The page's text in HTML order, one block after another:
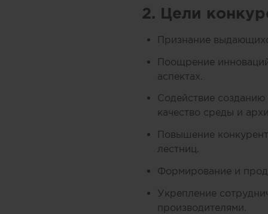
2. Цели
Признание
Поощрение
аспектах.
Содействие
качество среды и
Повышение
лестниц.
Формирование и
Укрепление
производителями.